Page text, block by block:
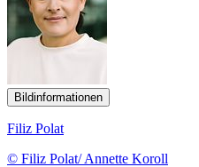
Bildinformationen
Filiz Polat
© Filiz Polat/ Annette Koroll